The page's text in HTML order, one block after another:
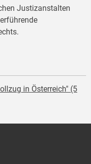
Justizanstalten
in Österreich" (5